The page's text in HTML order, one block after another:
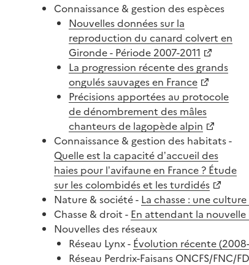
Connaissance & gestion des espèces
Nouvelles données sur la
reproduction du canard colvert en
Gironde - Période 2007-2011
La progression récente des grands
ongulés sauvages en France
Précisions apportées au protocole
de dénombrement des mâles
chanteurs de lagopède alpin
Connaissance & gestion des habitats -
Quelle est la capacité d’accueil des
haies pour l’avifaune en France ? Étude
sur les colombidés et les turdidés
Nature & société - La chasse : une
Chasse & droit - En attendant la nouvelle
Nouvelles des réseaux
Réseau Lynx - Évolution récente
Réseau Perdrix-Faisans ONCFS/FNC/